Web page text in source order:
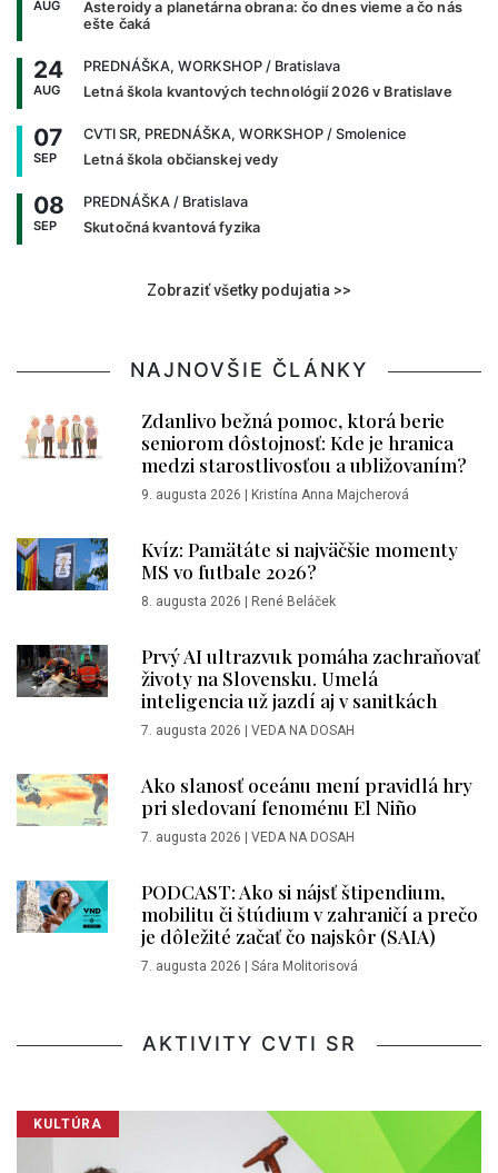
AUG
Asteroidy a planetárna obrana: čo dnes vieme a čo nás
ešte čaká
24
AUG
PREDNÁŠKA, WORKSHOP / Bratislava
Letná škola kvantových technológií 2026 v Bratislave
07
SEP
CVTI SR, PREDNÁŠKA, WORKSHOP / Smolenice
Letná škola občianskej vedy
08
SEP
PREDNÁŠKA / Bratislava
Skutočná kvantová fyzika
Zobraziť všetky podujatia >>
NAJNOVŠIE ČLÁNKY
Zdanlivo bežná pomoc, ktorá berie
seniorom dôstojnosť: Kde je hranica
medzi starostlivosťou a ubližovaním?
9. augusta 2026 Kristína Anna Majcherová
Kvíz: Pamätáte si najväčšie momenty
MS vo futbale 2026?
8. augusta 2026 René Beláček
Prvý AI ultrazvuk pomáha zachraňovať
životy na Slovensku. Umelá
inteligencia už jazdí aj v sanitkách
7. augusta 2026 VEDA NA DOSAH
Ako slanosť oceánu mení pravidlá hry
pri sledovaní fenoménu El Niño
7. augusta 2026 VEDA NA DOSAH
PODCAST: Ako si nájsť štipendium,
mobilitu či štúdium v zahraničí a prečo
je dôležité začať čo najskôr (SAIA)
7. augusta 2026 Sára Molitorisová
AKTIVITY CVTI SR
KULTÚRA